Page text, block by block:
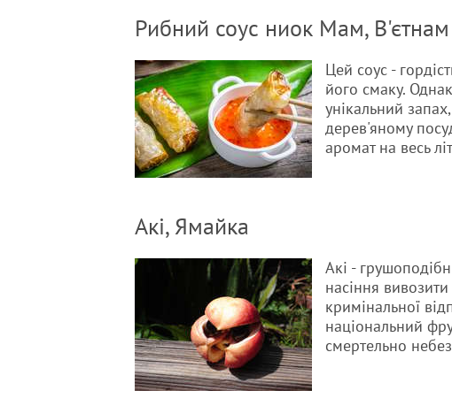
Рибний соус ниок Мам, В'єтнам
Цей соус -
його смаку.
унікальний
дерев'яному
аромат на весь
Акі, Ямайка
Акі -
насіння
кримінальної
національний
смертельно